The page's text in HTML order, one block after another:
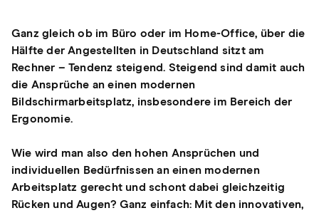
Ganz gleich ob im Büro oder im Home-Office, über die
Hälfte der Angestellten in Deutschland sitzt am
Rechner – Tendenz steigend. Steigend sind damit auch
die Ansprüche an einen modernen
Bildschirmarbeitsplatz, insbesondere im Bereich der
Ergonomie.
Wie wird man also den hohen Ansprüchen und
individuellen Bedürfnissen an einen modernen
Arbeitsplatz gerecht und schont dabei gleichzeitig
Rücken und Augen? Ganz einfach: Mit den innovativen,